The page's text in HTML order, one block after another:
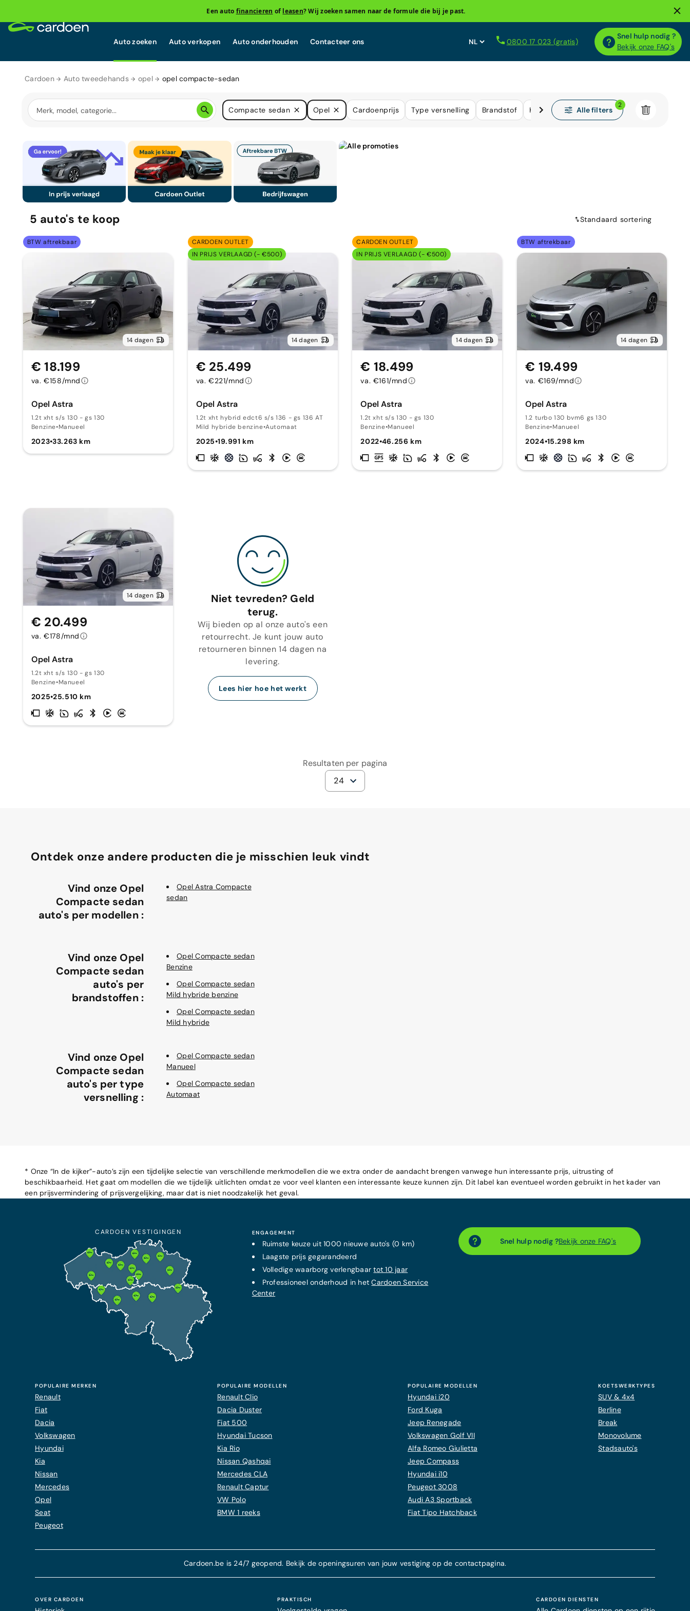
Een auto financieren of leasen? Wij zoeken samen naar de formule die bij je past.
Auto zoeken Auto verkopen Auto onderhouden Contacteer ons 0800 17 023 (gratis)
Snel hulp nodig ?
Bekijk onze FAQ's
Cardoen Auto tweedehands opel opel compacte-sedan
Compacte sedan Opel Cardoenprijs Type versnelling Brandstof KilometerstandAlle filters
2
5 auto's te koop Standaard sortering
BTW aftrekbaar
14 dagen
Opel Astra
1.2t xht s/s 130 - gs 130
Benzine•Manueel
2023•33.263 km
€ 18.199
va. €158/mnd
CARDOEN OUTLET
IN PRIJS VERLAAGD (- €500)
14 dagen
Opel Astra
1.2t xht hybrid edct6 s/s 136 - gs 136 AT
Mild hybride benzine•Automaat
2025•19.991 km
€ 25.499
va. €221/mnd
CARDOEN OUTLET
IN PRIJS VERLAAGD (- €500)
14 dagen
Opel Astra
1.2t xht s/s 130 - gs 130
Benzine•Manueel
2022•46.256 km
€ 18.499
va. €161/mnd
BTW aftrekbaar
14 dagen
Opel Astra
1.2 turbo 130 bvm6 gs 130
Benzine•Manueel
2024•15.298 km
€ 19.499
va. €169/mnd
14 dagen
Opel Astra
1.2t xht s/s 130 - gs 130
Benzine•Manueel
2025•25.510 km
€ 20.499
va. €178/mnd
Niet tevreden? Geld
terug.
Wij bieden op al onze auto's een
retourrecht. Je kunt jouw auto
retourneren binnen 14 dagen na
levering.
Lees hier hoe het werkt
Resultaten per pagina
24
Ontdek onze andere producten die je misschien leuk vindt
Vind onze Opel
Compacte sedan
auto's per modellen :
Opel Astra Compacte
sedan
Vind onze Opel
Compacte sedan
auto's per
brandstoffen :
Opel Compacte sedan
Benzine
Opel Compacte sedan
Mild hybride benzine
Opel Compacte sedan
Mild hybride
Vind onze Opel
Compacte sedan
auto's per type
versnelling :
Opel Compacte sedan
Manueel
Opel Compacte sedan
Automaat
* Onze “In de kijker”-auto’s zijn een tijdelijke selectie van verschillende merkmodellen die we extra onder de aandacht brengen vanwege hun interessante prijs, uitrusting of
beschikbaarheid. Het gaat om modellen die we tijdelijk uitlichten omdat ze voor veel klanten een interessante keuze kunnen zijn. Dit label kan eventueel worden gebruikt in het kader van
een prijsvermindering of prijsvergelijking, maar dat is niet noodzakelijk het geval.
Snel hulp nodig ?Bekijk onze FAQ's
ENGAGEMENT
Ruimste keuze uit 1000 nieuwe auto's (0 km)
Laagste prijsgegarandeerd
Volledige waarborg verlengbaartot 10 jaar
Professioneel onderhoud in hetCardoen Service
Center
CARDOEN VESTIGINGEN
POPULAIRE MERKEN
Renault
Fiat
Dacia
Volkswagen
Hyundai
Kia
Nissan
Mercedes
Opel
Seat
Peugeot
POPULAIRE MODELLEN
Renault Clio
Dacia Duster
Fiat 500
Hyundai Tucson
Kia Rio
Nissan Qashqai
Mercedes CLA
Renault Captur
VW Polo
BMW 1 reeks
POPULAIRE MODELLEN
Hyundai i20
Ford Kuga
Jeep Renegade
Volkswagen Golf VII
Alfa Romeo Giulietta
Jeep Compass
Hyundai i10
Peugeot 3008
Audi A3 Sportback
Fiat Tipo Hatchback
KOETSWERKTYPES
SUV & 4x4
Berline
Break
Monovolume
Stadsauto's
Cardoen.be is 24/7 geopend. Bekijk de openingsuren van jouw vestiging op de contactpagina.
OVER CARDOEN PRAKTISCH CARDOEN DIENSTEN